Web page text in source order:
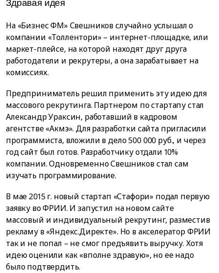
Здравая идея
На «Бизнес ФМ» Свешников случайно услышал о
компании «Толлентори» – интернет-площадке, или
маркет-плейсе, на которой находят друг друга
работодатели и рекрутеры, а она зарабатывает на
комиссиях.
Предприниматель решил применить эту идею для
массового рекрутинга. Партнером по стартапу стал
Александр Ураксин, работавший в кадровом
агентстве «Акмэ». Для разработки сайта пригласили
программиста, вложили в дело 500 000 руб., и через
год сайт был готов. Разработчику отдали 10%
компании. Одновременно Свешников стал сам
изучать программирование.
В мае 2015 г. новый стартап «Стафори» подал первую
заявку во ФРИИ. И запустил на новом сайте
массовый и индивидуальный рекрутинг, разместив
рекламу в «Яндекс.Директе». Но в акселератор ФРИИ
так и не попал – не смог предъявить выручку. Хотя
идею оценили как «вполне здравую», но ее надо
было подтвердить.